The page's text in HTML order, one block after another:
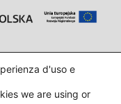
d'uso e
we are using or